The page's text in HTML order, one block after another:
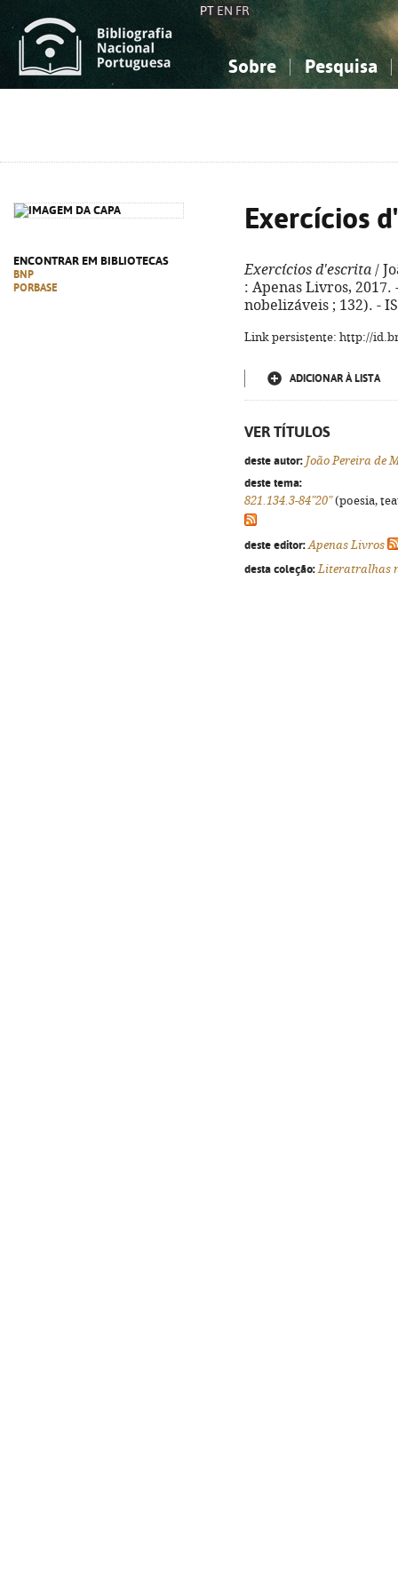
PT EN FR
Sobre Pesquisa
ENCONTRAR EM BIBLIOTECAS
BNP
PORBASE
Exercícios
Exercícios d'escrita /
: Apenas Livros,
nobelizáveis ; 132). -
Link persistente: http://
ADICIONAR À LISTA
VER TÍTULOS
deste autor: João Pereira de
deste tema:
821.134.3-84"20"(poesia,
deste editor: Apenas Livros
desta coleção: Literatralhas